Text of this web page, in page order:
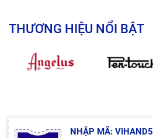
THƯƠNG HIỆU NỔI BẬT
NHẬP MÃ: VIHAND5